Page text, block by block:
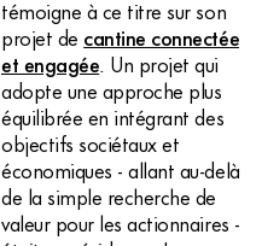
témoigne à ce titre sur son
projet de cantine connectée
et engagée. Un projet qui
adopte une approche plus
équilibrée en intégrant des
objectifs sociétaux et
économiques - allant au-delà
de la simple recherche de
valeur pour les actionnaires -